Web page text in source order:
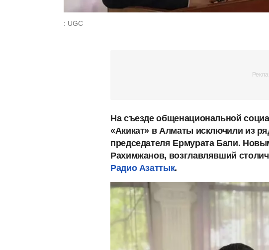
: UGC
На съезде общенациональной
«Акикат» в Алматы исключили из
председателя Ермурата Бапи.
Рахимжанов, возглавлявший
Радио Азаттык.